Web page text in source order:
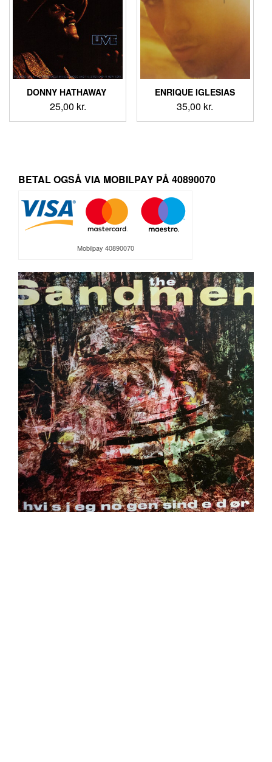
DONNY HATHAWAY ‎
25,00 kr.
ENRIQUE IGLESIAS
35,00 kr.
BETAL OGSÅ VIA MOBILPAY PÅ 40890070
Mobilpay 40890070